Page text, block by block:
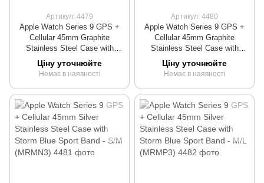
Артикул: 4479
Apple Watch Series 9 GPS +
Cellular 45mm Graphite
Stainless Steel Case with
Midnight Sport Band - S/M
(MRMV3)
Ціну уточнюйте
Немає в наявності
Артикул: 4480
Apple Watch Series 9 GPS +
Cellular 45mm Graphite
Stainless Steel Case with
Midnight Sport Band - M/L
(MRMW3)
Ціну уточнюйте
Немає в наявності